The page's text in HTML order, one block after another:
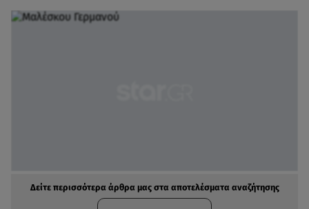
Δείτε περισσότερα άρθρα μας στα αποτελέσματα αναζήτησης